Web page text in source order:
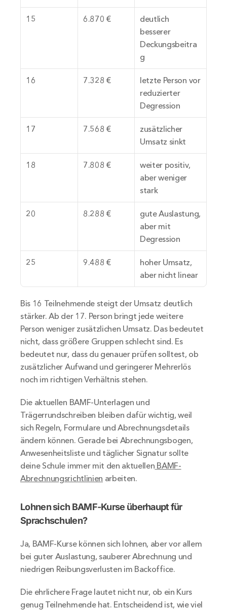
15 6.870 €
deutlich
besserer
Deckungsbeitra
g
16 7.328 €
letzte Person vor
reduzierter
Degression
17 7.568 €
zusätzlicher
Umsatz sinkt
18 7.808 €
weiter positiv,
aber weniger
stark
20 8.288 €
gute Auslastung,
aber mit
Degression
25 9.488 €
hoher Umsatz,
aber nicht linear
Bis 16 Teilnehmende steigt der Umsatz deutlich
stärker. Ab der 17. Person bringt jede weitere
Person weniger zusätzlichen Umsatz. Das bedeutet
nicht, dass größere Gruppen schlecht sind. Es
bedeutet nur, dass du genauer prüfen solltest, ob
zusätzlicher Aufwand und geringerer Mehrerlös
noch im richtigen Verhältnis stehen.
Die aktuellen BAMF-Unterlagen und
Trägerrundschreiben bleiben dafür wichtig, weil
sich Regeln, Formulare und Abrechnungsdetails
ändern können. Gerade bei Abrechnungsbogen,
Anwesenheitsliste und täglicher Signatur sollte
deine Schule immer mit den aktuellen BAMF-
Abrechnungsrichtlinien arbeiten.
Lohnen sich BAMF-Kurse überhaupt für
Sprachschulen?
Ja, BAMF-Kurse können sich lohnen, aber vor allem
bei guter Auslastung, sauberer Abrechnung und
niedrigen Reibungsverlusten im Backoffice.
Die ehrlichere Frage lautet nicht nur, ob ein Kurs
genug Teilnehmende hat. Entscheidend ist, wie viel